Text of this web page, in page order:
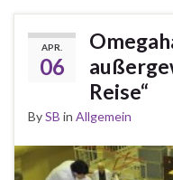
APR.
06
Reise“
BySB in Allgemein